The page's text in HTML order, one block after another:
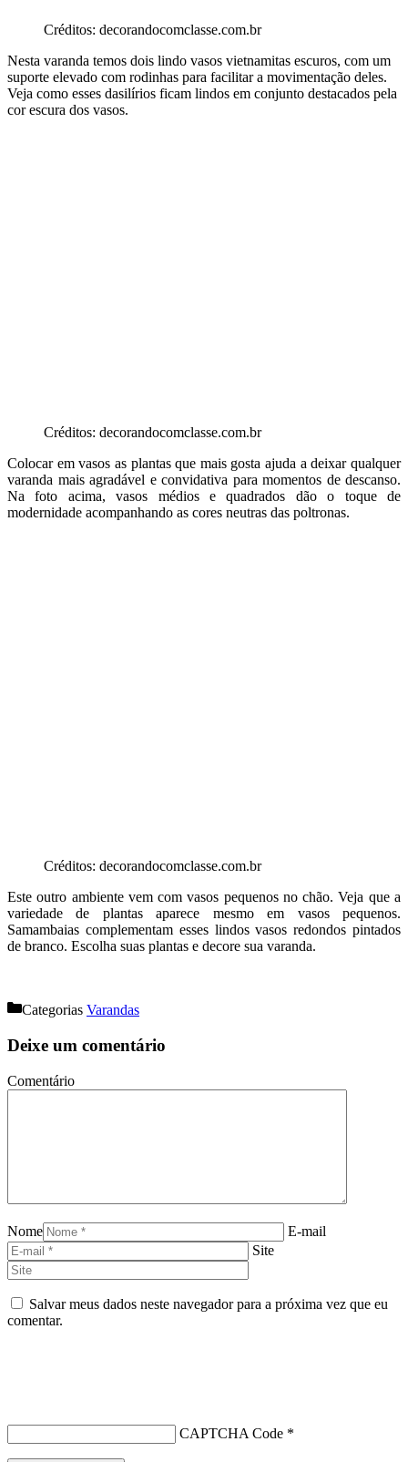
Créditos: decorandocomclasse.com.br
Nesta varanda temos dois lindo vasos vietnamitas escuros, com um
suporte elevado com rodinhas para facilitar a movimentação deles.
Veja como esses dasilírios ficam lindos em conjunto destacados pela
cor escura dos vasos.
Créditos: decorandocomclasse.com.br
Colocar em vasos as plantas que mais gosta ajuda a deixar qualquer
varanda mais agradável e convidativa para momentos de descanso.
Na foto acima, vasos médios e quadrados dão o toque de
modernidade acompanhando as cores neutras das poltronas.
Créditos: decorandocomclasse.com.br
Este outro ambiente vem com vasos pequenos no chão. Veja que a
variedade de plantas aparece mesmo em vasos pequenos.
Samambaias complementam esses lindos vasos redondos pintados
de branco. Escolha suas plantas e decore sua varanda.
Categorias Varandas
Deixe um comentário
Comentário
Nome
E-mail
Site
Salvar meus dados neste navegador para a próxima vez que eu
comentar.
CAPTCHA Code *